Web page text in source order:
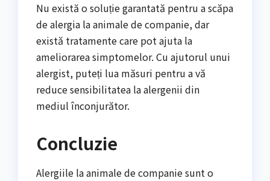
Nu există o soluție garantată pentru a scăpa
de alergia la animale de companie, dar
există tratamente care pot ajuta la
ameliorarea simptomelor. Cu ajutorul unui
alergist, puteți lua măsuri pentru a vă
reduce sensibilitatea la alergenii din
mediul înconjurător.
Concluzie
Alergiile la animale de companie sunt o